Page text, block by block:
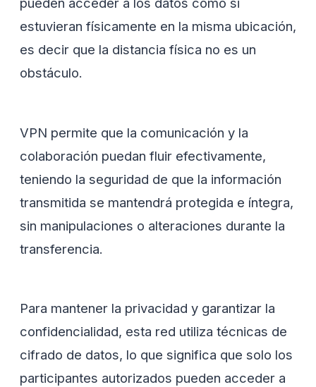
estuvieran físicamente en la misma ubicación,
es decir que la distancia física no es un
obstáculo.
VPN permite que la comunicación y la
colaboración puedan fluir efectivamente,
teniendo la seguridad de que la información
transmitida se mantendrá protegida e íntegra,
sin manipulaciones o alteraciones durante la
transferencia.
Para mantener la privacidad y garantizar la
confidencialidad, esta red utiliza técnicas de
cifrado de datos, lo que significa que solo los
participantes autorizados pueden acceder a